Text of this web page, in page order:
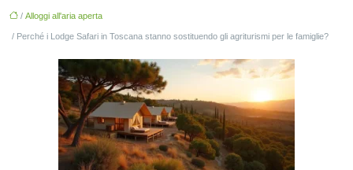
/ Alloggi all'aria aperta
/ Perché i Lodge Safari in Toscana stanno sostituendo gli agriturismi per le famiglie?